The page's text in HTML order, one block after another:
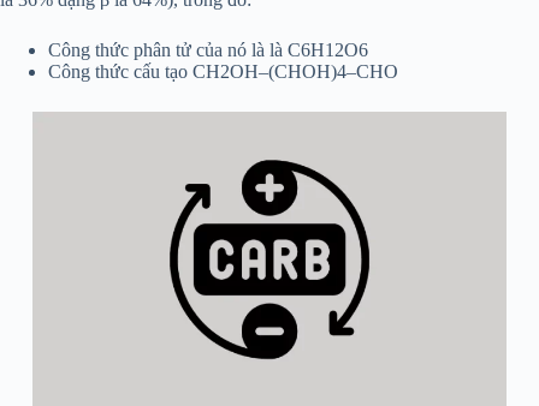
Công thức phân tử của nó là là C6H12O6
Công thức cấu tạo CH2OH–(CHOH)4–CHO